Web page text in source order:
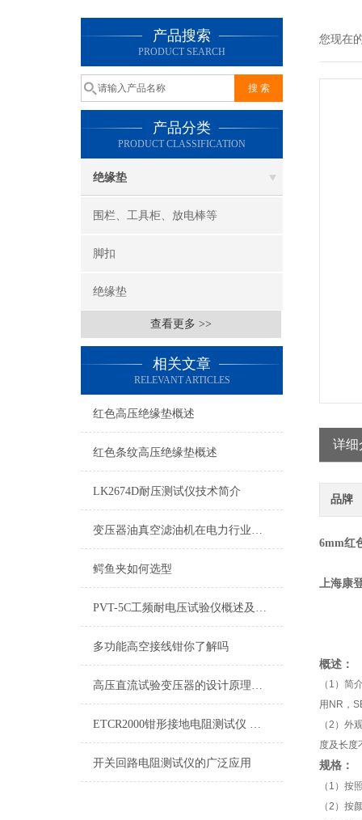
产品搜索
PRODUCT SEARCH
产品分类
PRODUCT CLASSIFICATION
绝缘垫
围栏、工具柜、放电棒等
脚扣
绝缘垫
查看更多 >>
相关文章
RELEVANT ARTICLES
红色高压绝缘垫概述
红色条纹高压绝缘垫概述
LK2674D耐压测试仪技术简介
变压器油真空滤油机在电力行业的应用
鳄鱼夹如何选型
PVT-5C工频耐电压试验仪概述及特点
多功能高空接线钳你了解吗
高压直流试验变压器的设计原理与技术创新
ETCR2000钳形接地电阻测试仪 测量方法
开关回路电阻测试仪的广泛应用
您现在
详细
品牌
6mm红
上海康
概述：
（1）简
用NR，
（2）外
度及长度
规格：
（1）按
（2）